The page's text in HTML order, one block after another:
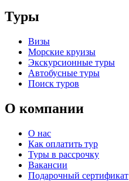
Туры
Визы
Морские круизы
Экскурсионные туры
Автобусные туры
Поиск туров
О компании
О нас
Как оплатить тур
Туры в рассрочку
Вакансии
Подарочный сертификат